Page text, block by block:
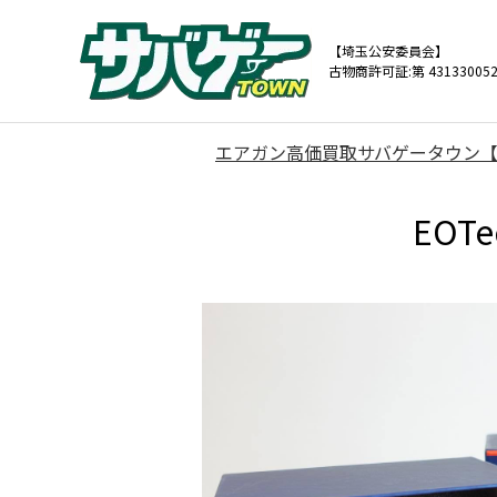
【埼玉公安委員会】
古物商許可証:第
エアガン高価買取サバゲータウン